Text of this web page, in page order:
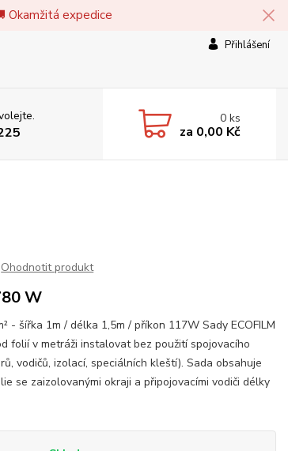
Okamžitá expedice
Přihlášení
0 ks
za 0,00 Kč
Ohodnotit produkt
W
- šířka 1m / délka 1,5m / příkon 117W Sady ECOFILM
folií v metráži instalovat bez použití spojovacího
vodičů, izolací, speciálních kleští). Sada obsahuje
se zaizolovanými okraji a připojovacími vodiči délky